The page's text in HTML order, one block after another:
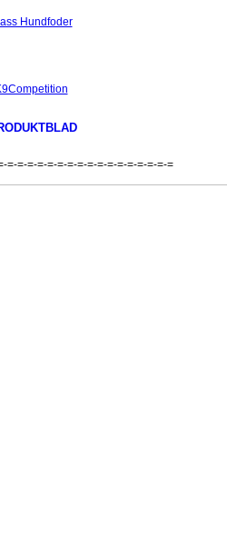
=-=-=-=-=-=-=-=-=-=-=-=-=-=-=-=-=